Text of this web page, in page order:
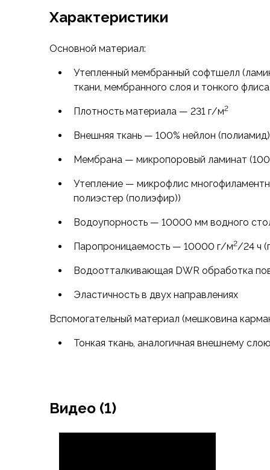
Женская обувь
Кроссовки
Сапоги
Аксессуары для обуви
Уход за обувью
Сушилки для обуви
Аксессуары
Варежки и перчатки
Зимние перчатки
Всесезонные перчатки
Мембранные перчатки
Неопреновые перчатки
Головные уборы
Шапки
Капюшоны-банданы
Носки
Видео (1)
Характеристики
Основной материал:
Утепленный мембранный софтшелл
ткани, мембранного слоя и тонкого
Плотность материала — 231 г/м2
Внешняя ткань — 100% нейлон
Мембрана — микропоровый ламинат
Утепление — микрофлис
полиэстер (полиэфир))
Водоупорность — 10000 мм водного
Паропроницаемость — 10000 г/м2/24 ч
Водоотталкивающая DWR обработка
Эластичность в двух направлениях
Вспомогательный материал (мешковина
Тонкая ткань, аналогичная внешнему